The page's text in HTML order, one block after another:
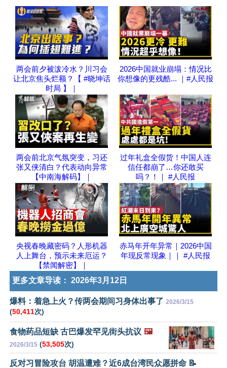
两会前夕被泼冷水？川习会
让北京焦头烂额？【 #晓坤话
时局 】｜
2026中国就业崩塌：情况比
你想像的更残酷... ｜#人民报
两会前北京气氛突变，习还
张又侠清白？代表动向异常
【中南海解码】｜
过年礼盒全假货！中国人连
信任都崩了…你还敢买
吗？！｜ #人民报
央视春晚藏密码？人形机器
人上舞台，预示未来厄运？
【禁闻解密】｜
赤马年开年异常｜2026中国
年现反常现象｜｜ #人民报
更多文章导读： 2026年3月12日
爆料：着急上火？传两会期间习身体出事了 2026/3/15
(50,411次)
食物药品短缺 古巴爆发罕见街头抗议 🖼️
2026/3/15 (53,505次)
反对习冒险攻台 胡温遭难？近6成台湾民众愿拼命 📝